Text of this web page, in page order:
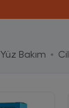
Yüz Bakım